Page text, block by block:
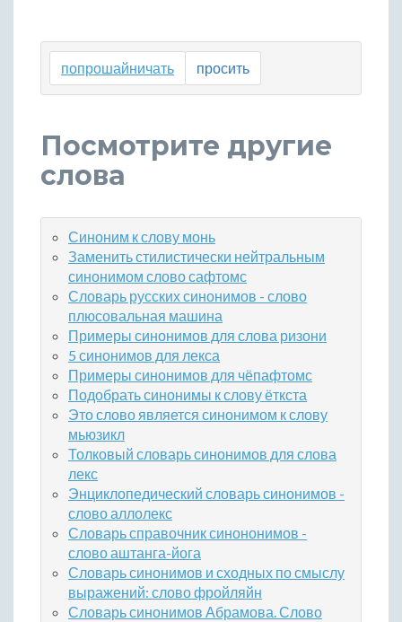
попрошайничать просить
Посмотрите другие
слова
Синоним к слову монь
Заменить стилистически нейтральным
синонимом слово сафтомс
Словарь русских синонимов - слово
плюсовальная машина
Примеры синонимов для слова ризони
5 синонимов для лекса
Примеры синонимов для чёпафтомс
Подобрать синонимы к слову ёткста
Это слово является синонимом к слову
мьюзикл
Толковый словарь синонимов для слова
лекс
Энциклопедический словарь синонимов -
слово аллолекс
Словарь справочник синононимов -
слово аштанга-йога
Словарь синонимов и сходных по смыслу
выражений: слово фройляйн
Словарь синонимов Абрамова. Слово